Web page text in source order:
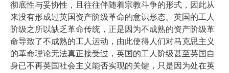
彻底性与妥协性，且往往伴随着宗教斗争的形式，因此从
来没有形成过英国资产阶级革命的意识形态。英国的工人
阶级之所以缺乏革命传统，正是因为不成熟的资产阶级革
命导致了不成熟的工人运动，由此使得人们对马克思主义
的革命理论无法真正接受过，英国的工人阶级甚至英国自
身已不再英国社会主义能否实现的关键，只是因为处在英